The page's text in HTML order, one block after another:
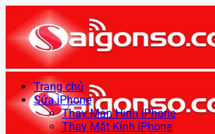
qua
nội
dung
Trang chủ
Sửa iPhone
Thay Màn Hình iPhone
Thay Mặt Kính iPhone